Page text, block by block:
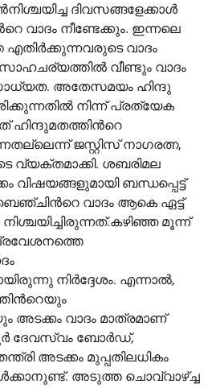
ദിവസങ്ങളേക്കാള്‍
വാദം നീണ്ടേക്കും. ഇന്നലെ
വാദം
വീണ്ടും വാദം
അതേസമയം ഹിന്ദു
നിന്ന് പ്രത്യേക
ഹിന്ദുമതത്തിന്‍റെ
ജസ്റ്റിസ് നാഗരത്ന,
വ്യക്തമാക്കി. ശബരിമല
വിഷയങ്ങളുമായി ബന്ധപ്പെട്ട്
വാദം ആകെ ഏട്ട്
മൂന്ന്
നിർദ്ദേശം. എന്നാല്‍,
വാദം മാത്രമാണ്
ദേവസ്വം ബോർഡ്,
അടക്കം മുപ്പതിലധികം
അടുത്ത ചൊവ്വാഴ്ച്ച